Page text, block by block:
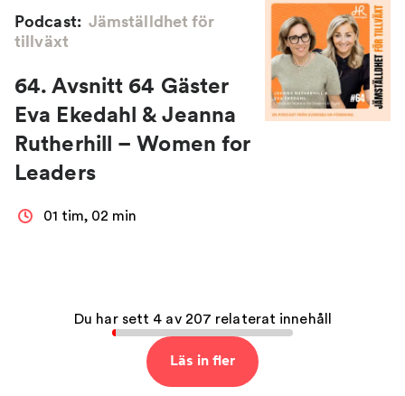
Podcast: Jämställdhet för
tillväxt
64. Avsnitt 64 Gäster
Eva Ekedahl & Jeanna
Rutherhill – Women for
Leaders
01 tim, 02 min
Du har sett 4 av 207 relaterat innehåll
Läs in fler